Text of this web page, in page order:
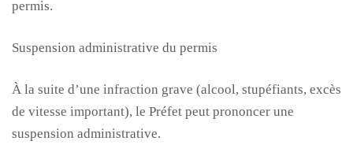
permis.
Suspension administrative du permis
À la suite d’une infraction grave (alcool, stupéfiants, excès
de vitesse important), le Préfet peut prononcer une
suspension administrative.